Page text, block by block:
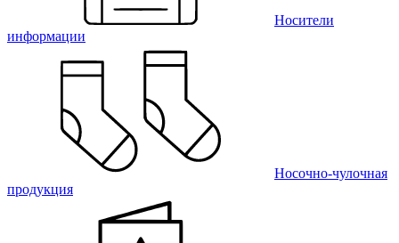
Носители
информации
Носочно-чулочная
продукция